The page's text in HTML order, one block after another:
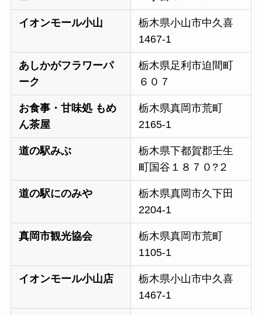
イオンモール小山
栃木県小山市中久喜
1467-1
あしかがフラワーパ
ーク
栃木県足利市迫間町
６０７
お食事・甘味処 もめ
ん茶屋
栃木県真岡市荒町
2165-1
道の駅みぶ
栃木県下都賀郡壬生
町国谷１８７０?２
道の駅にのみや
栃木県真岡市久下田
2204-1
真岡市観光協会
栃木県真岡市荒町
1105-1
イオンモール小山店
栃木県小山市中久喜
1467-1